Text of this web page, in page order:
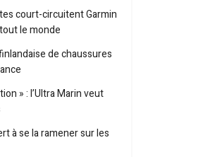
court-circuitent Garmin
le monde
de chaussures
» : l’Ultra Marin veut
à se la ramener sur les